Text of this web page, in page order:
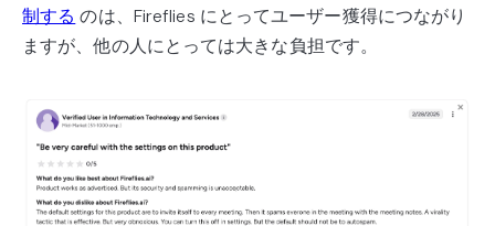
制する のは、Fireflies にとってユーザー獲得につながり
ますが、他の人にとっては大きな負担です。